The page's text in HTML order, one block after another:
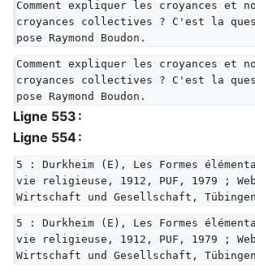
Comment expliquer les croyances et
croyances collectives ? C'est la
pose Raymond Boudon.
Comment expliquer les croyances et
croyances collectives ? C'est la
pose Raymond Boudon.
Ligne 553 :
Ligne 554 :
5 : Durkheim (E), Les Formes
vie religieuse, 1912, PUF, 1979 ;
Wirtschaft und Gesellschaft,
5 : Durkheim (E), Les Formes
vie religieuse, 1912, PUF, 1979 ;
Wirtschaft und Gesellschaft,